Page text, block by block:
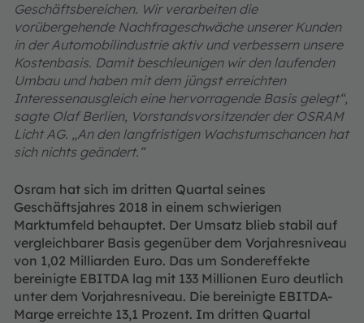
Geschäftsbereichen. Wir verarbeiten die
vorübergehende Nachfrageschwäche unserer Kunden
in der Automobilindustrie aktiv und verbessern unsere
Kostenbasis. Damit beschleunigen wir den laufenden
Umbau und haben mit dem jüngst erreichten
Interessenausgleich eine hervorragende Basis gelegt“,
sagte Olaf Berlien, Vorstandsvorsitzender der OSRAM
Licht AG. „An den langfristigen Wachstumschancen hat
sich nichts geändert.“
Osram hat sich im dritten Quartal seines
Geschäftsjahres 2018 in einem schwierigen
Marktumfeld behauptet. Der Umsatz blieb stabil auf
vergleichbarer Basis gegenüber dem Vorjahresniveau
von 1,02 Milliarden Euro. Das um Sondereffekte
bereinigte EBITDA lag mit 133 Millionen Euro deutlich
unter dem Vorjahresniveau. Die bereinigte EBITDA-
Marge erreichte 13,1 Prozent. Im dritten Quartal